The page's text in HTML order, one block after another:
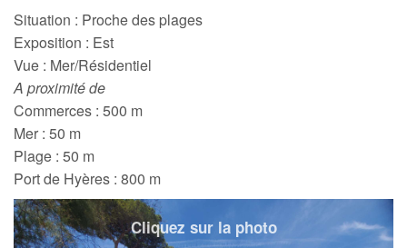
Situation : Proche des plages
Exposition : Est
Vue : Mer/Résidentiel
A proximité de
Commerces : 500 m
Mer : 50 m
Plage : 50 m
Port de Hyères : 800 m